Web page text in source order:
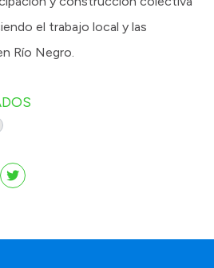
el trabajo local y las
Río Negro.